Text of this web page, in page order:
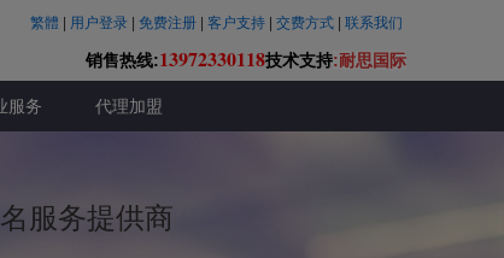
繁體 用户登录 免费注册 客户支持 交费方式 联系我们
销售热线:13972330118技术支持:耐思国际
服务 代理加盟
名服务提供商